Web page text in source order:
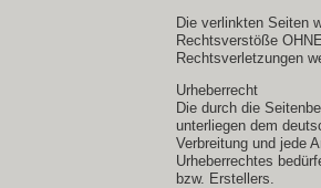
Die verlinkten Seiten
Rechtsverstöße
Rechtsverletzungen
Urheberrecht
Die durch die
unterliegen dem
Verbreitung und jede
Urheberrechtes
bzw. Erstellers.